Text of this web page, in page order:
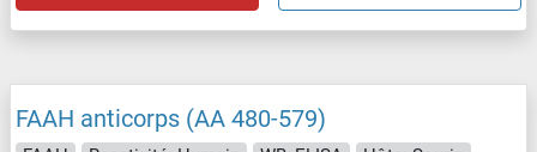
FAAH anticorps (AA 480-579)